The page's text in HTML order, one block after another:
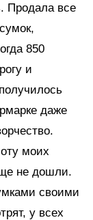
Продала все
850
и
даже
моих
не дошли.
своими
у всех